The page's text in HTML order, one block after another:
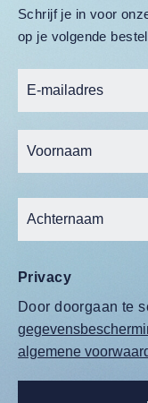
Schrijf je in voor
op je volgende
Privacy
Door doorgaan te
algemene